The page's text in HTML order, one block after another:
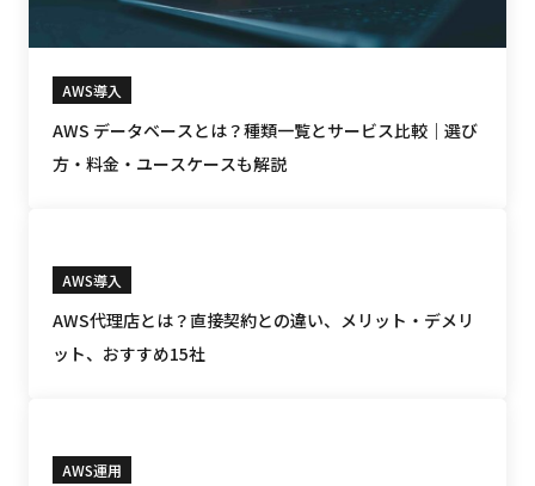
AWS導入
AWS データベースとは？種類一覧とサービス比較｜選び
方・料金・ユースケースも解説
AWS導入
AWS代理店とは？直接契約との違い、メリット・デメリ
ット、おすすめ15社
AWS運用